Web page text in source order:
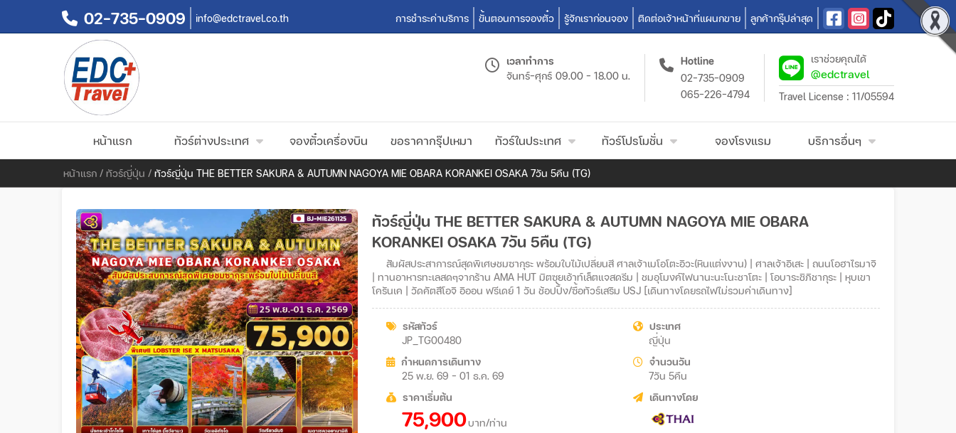
02-735-0909 info@edctravel.co.th การชำระค่าบริการ ขั้นตอนการจองตั๋ว รู้จักเราก่อนจอง ติดต่อเจ้าหน้าที่แผนกขาย ลูกค้ากรุ๊ปล่าสุด
เวลาทำการ
จันทร์-ศุกร์ 09.00 - 18.00 น.
Hotline
02-735-0909
065-226-4794
เราช่วยคุณได้
@edctravel
Travel License : 11/05594
หน้าแรก ทัวร์ต่างประเทศ จองตั๋วเครื่องบิน ขอราคากรุ๊ปเหมา ทัวร์ในประเทศ ทัวร์โปรโมชั่น จองโรงแรม บริการอื่นๆ
หน้าแรก / ทัวร์ญี่ปุ่น / ทัวร์ญี่ปุ่น THE BETTER SAKURA & AUTUMN NAGOYA MIE OBARA KORANKEI OSAKA 7วัน 5คืน (TG)
ทัวร์ญี่ปุ่น THE BETTER SAKURA & AUTUMN NAGOYA MIE OBARA
KORANKEI OSAKA 7วัน 5คืน (TG)
สัมผัสประสาการณ์สุดพิเศษชมซากุระ พร้อมใบไม้เปลี่ยนสี ศาลเจ้าเมโอโตะอิวะ(หินแต่งงาน) | ศาลเจ้าอิเสะ | ถนนโอฮาไรมาจิ
| ทานอาหารทะเลสดๆจากร้าน AMA HUT มิตซุยเอ้าท์เล็ตแจสดรีม | ชมอุโมงค์ไฟนานะนะโนะชาโตะ | โอบาระชิภิชากุระ | หุบเขา
โครันเค | วัดคัตสึโอจิ อิออน ฟรีเดย์ 1 วัน ช้อปปิ้ง/ซื้อทัวร์เสริม USJ [เดินทางโดยรถไฟไม่รวมค่าเดินทาง]
รหัสทัวร์
JP_TG00480
ประเทศ
ญี่ปุ่น
กำหนดการเดินทาง
25 พ.ย. 69 - 01 ธ.ค. 69
จำนวนวัน
7วัน 5คืน
ราคาเริ่มต้น
75,900บาท/ท่าน
เดินทางโดย